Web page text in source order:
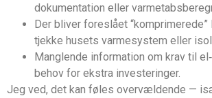
dokumentation eller
Der bliver foreslået “komprimerede”
tjekke husets varmesystem eller
Manglende information om krav til
behov for ekstra investeringer.
Jeg ved, det kan føles overvældende —